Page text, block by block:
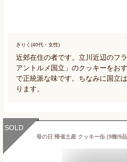
きりく(40代・女性)
近郊在住の者です。立川近辺のフ
アントルメ国立」のクッキーをお
で正統派な味です。ちなみに国立
ります。
SOLD